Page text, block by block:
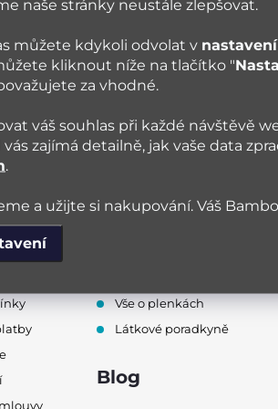
naše stránky neustále zlepšovat.
můžete kdykoli odvolat v
kliknout níže na tlačítko "
za vhodné.
váš souhlas při každé návštěvě
zajímá detailně, jak vaše data
.
a užijte si nakupování. Váš
krásné a funkční výrobky + Rychlé
Vše o plenkách
Látkové poradkyně
Blog